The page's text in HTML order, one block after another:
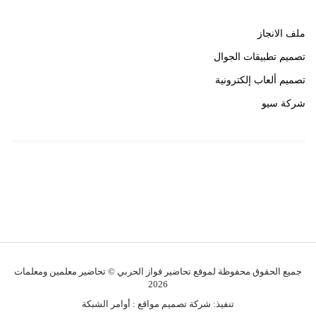
ملف الانجاز
تصميم تطبيقات الجوال
تصميم ألعاب إلكترونية
شركة سيو
جميع الحقوق محفوظة لموقع تحاضير فواز الحربي © تحاضير معلمين ومعلمات
2026
تنفيذ: شركة تصميم مواقع : أوامر الشبكة